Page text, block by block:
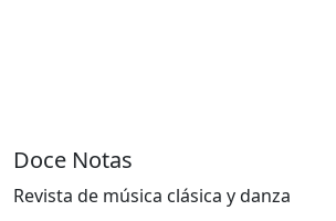
Doce Notas
Revista de música clásica y danza